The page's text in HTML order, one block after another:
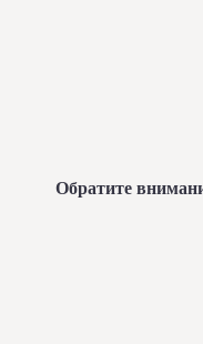
Обратите